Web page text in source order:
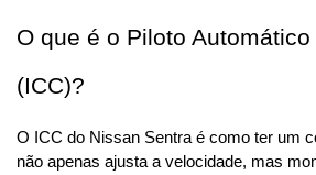
O que é o Piloto
(ICC)?
O ICC do Nissan Sentra é como ter um
não apenas ajusta a velocidade, mas